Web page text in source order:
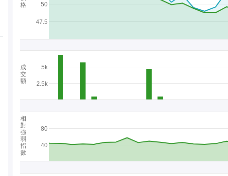
47.5
50
2.5k
5k
40
80
格
成
交
額
相
對
強
弱
指
數